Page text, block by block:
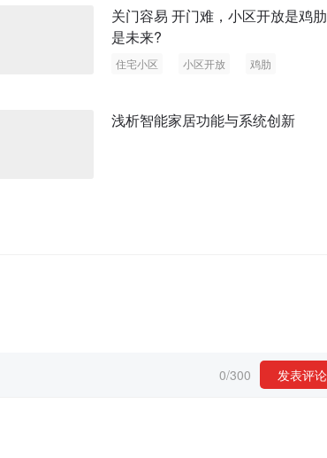
关门容易 开门难，小区开放是鸡
是未来?
住宅小区 小区开放 鸡肋
浅析智能家居功能与系统创新
0/300 发表评论